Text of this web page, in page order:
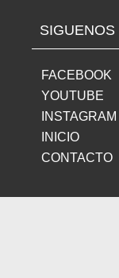
SIGUENOS
FACEBOOK
YOUTUBE
INSTAGRAM
INICIO
CONTACTO